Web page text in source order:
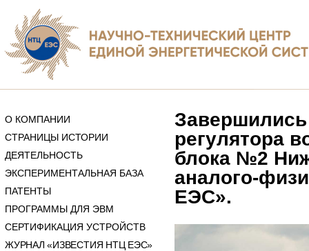
О КОМПАНИИ
СТРАНИЦЫ ИСТОРИИ
ДЕЯТЕЛЬНОСТЬ
ЭКСПЕРИМЕНТАЛЬНАЯ БАЗА
ПАТЕНТЫ
ПРОГРАММЫ ДЛЯ ЭВМ
СЕРТИФИКАЦИЯ УСТРОЙСТВ
ЖУРНАЛ «ИЗВЕСТИЯ НТЦ ЕЭС»
Завершились
регулятора
блока №2
аналого-
ЕЭС».